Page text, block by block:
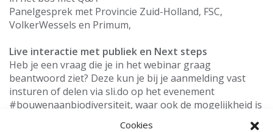
Cookies
Panelgesprek met Provincie Zuid-Holland, FSC,
VolkerWessels en Primum,
Live interactie met publiek en Next steps
Heb je een vraag die je in het webinar graag
beantwoord ziet? Deze kun je bij je aanmelding vast
insturen of delen via sli.do op het evenement
#bouwenaanbiodiversiteit, waar ook de mogelijkheid is